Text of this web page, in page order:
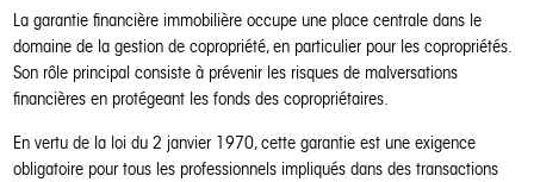
La garantie financière immobilière occupe une place centrale dans le
domaine de la gestion de copropriété, en particulier pour les copropriétés.
Son rôle principal consiste à prévenir les risques de malversations
financières en protégeant les fonds des copropriétaires.
En vertu de la loi du 2 janvier 1970, cette garantie est une exigence
obligatoire pour tous les professionnels impliqués dans des transactions